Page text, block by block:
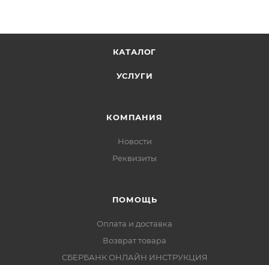
КАТАЛОГ
УСЛУГИ
КОМПАНИЯ
Новости
Реквизиты
ПОМОЩЬ
Оплата и доставка
Возврат товара
СБЕРБАНК ОНЛАЙН ИНСТРУКЦИЯ